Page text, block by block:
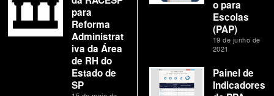
para
Reforma
Administrat
iva da Área
de RH do
Estado de
SP
o para
Escolas
(PAP)
19 de junho de
2021
Painel de
Indicadores